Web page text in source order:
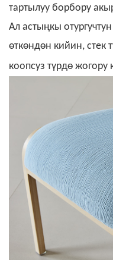
тартылуу борбору
Ал астыңкы
өткөндөн кийин, стек
коопсуз түрдө